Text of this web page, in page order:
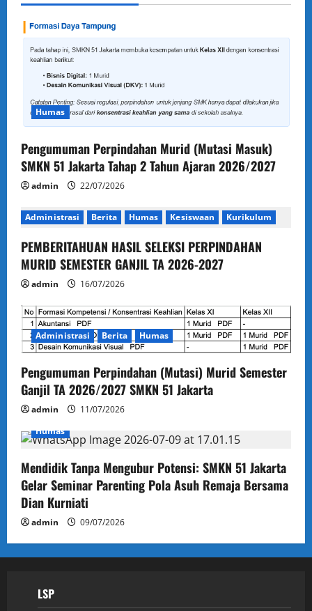
Humas
Pengumuman Perpindahan Murid (Mutasi Masuk)
SMKN 51 Jakarta Tahap 2 Tahun Ajaran 2026/2027
admin 22/07/2026
Administrasi Berita Humas Kesiswaan Kurikulum
PEMBERITAHUAN HASIL SELEKSI PERPINDAHAN
MURID SEMESTER GANJIL TA 2026-2027
admin 16/07/2026
Administrasi Berita Humas
Pengumuman Perpindahan (Mutasi) Murid Semester
Ganjil TA 2026/2027 SMKN 51 Jakarta
admin
11/07/2026
Humas
Mendidik Tanpa Mengubur Potensi: SMKN 51 Jakarta
Gelar Seminar Parenting Pola Asuh Remaja Bersama
Dian Kurniati
admin 09/07/2026
LSP